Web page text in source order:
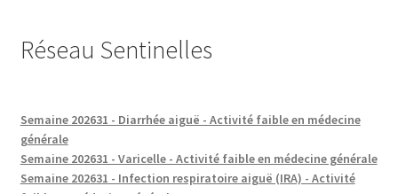
Réseau Sentinelles
Semaine 202631 - Diarrhée aiguë - Activité faible en médecine
générale
Semaine 202631 - Varicelle - Activité faible en médecine générale
Semaine 202631 - Infection respiratoire aiguë (IRA) - Activité